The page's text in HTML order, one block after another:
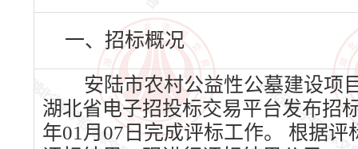
一、招标概况
安陆市农村公益性公墓建设项
湖北省电子招投标交易平台发布招
年01月07日完成评标工作。 根据